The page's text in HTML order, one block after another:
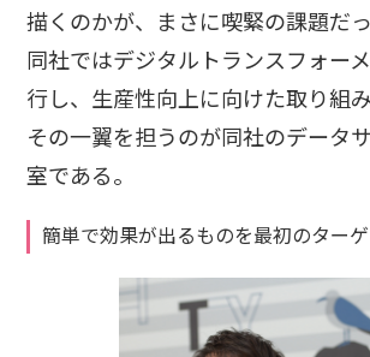
描くのかが、まさに喫緊の課題だっ
同社ではデジタルトランスフォー
行し、生産性向上に向けた取り組
その一翼を担うのが同社のデータ
室である。
簡単で効果が出るものを最初のター